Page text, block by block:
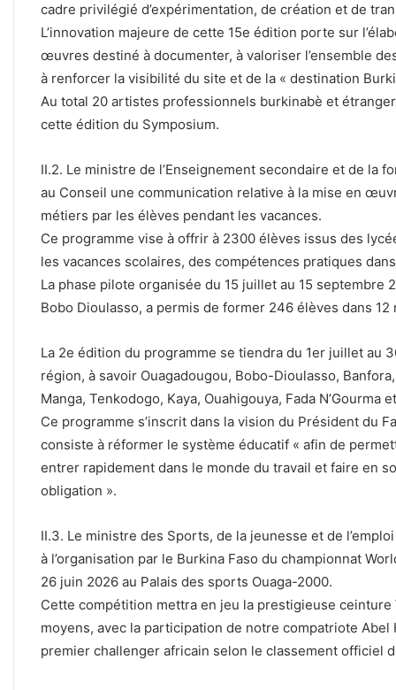
cadre privilégié d’expérimentation, de création et de
L’innovation majeure de cette 15e édition porte sur
œuvres destiné à documenter, à valoriser l’ensemble
à renforcer la visibilité du site et de la « destination
Au total 20 artistes professionnels burkinabè et
cette édition du Symposium.
II.2. Le ministre de l’Enseignement secondaire et de la
au Conseil une communication relative à la mise en
métiers par les élèves pendant les vacances.
Ce programme vise à offrir à 2300 élèves issus des
les vacances scolaires, des compétences pratiques
La phase pilote organisée du 15 juillet au 15 septembre
Bobo Dioulasso, a permis de former 246 élèves dans
La 2e édition du programme se tiendra du 1er juillet au
région, à savoir Ouagadougou, Bobo-Dioulasso,
Manga, Tenkodogo, Kaya, Ouahigouya, Fada N’Gourma
Ce programme s’inscrit dans la vision du Président du
consiste à réformer le système éducatif « afin de
entrer rapidement dans le monde du travail et faire en
obligation ».
II.3. Le ministre des Sports, de la jeunesse et de
à l’organisation par le Burkina Faso du championnat
26 juin 2026 au Palais des sports Ouaga-2000.
Cette compétition mettra en jeu la prestigieuse
moyens, avec la participation de notre compatriote Abel
premier challenger africain selon le classement officiel